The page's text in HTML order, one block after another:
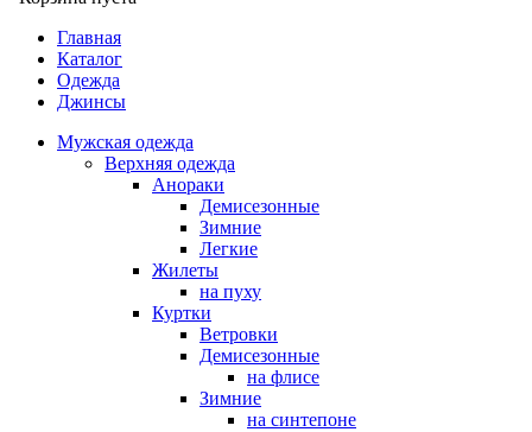
Главная
Каталог
Одежда
Джинсы
Мужская одежда
Верхняя одежда
Анораки
Демисезонные
Зимние
Легкие
Жилеты
на пуху
Куртки
Ветровки
Демисезонные
на флисе
Зимние
на синтепоне